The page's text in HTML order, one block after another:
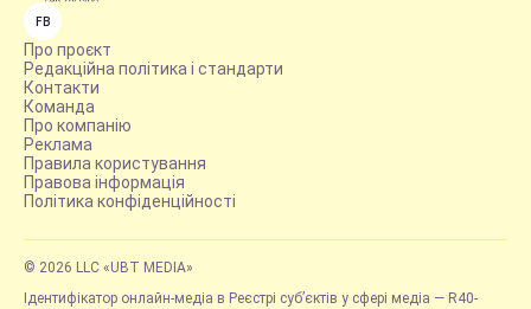
FB
Про проєкт
Редакційна політика і стандарти
Контакти
Команда
Про компанію
Реклама
Правила користування
Правова інформація
Політика конфіденційності
© 2026 LLC «UBT MEDIA»
Ідентифікатор онлайн-медіа в Реєстрі суб’єктів у сфері медіа — R40-